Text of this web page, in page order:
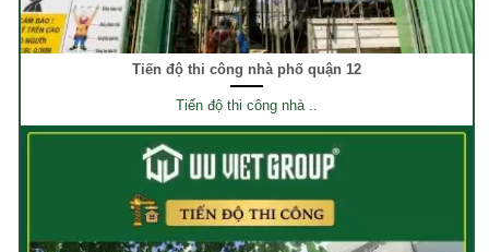
Tiến độ thi công nhà phố quận 12
Tiến độ thi công nhà ..